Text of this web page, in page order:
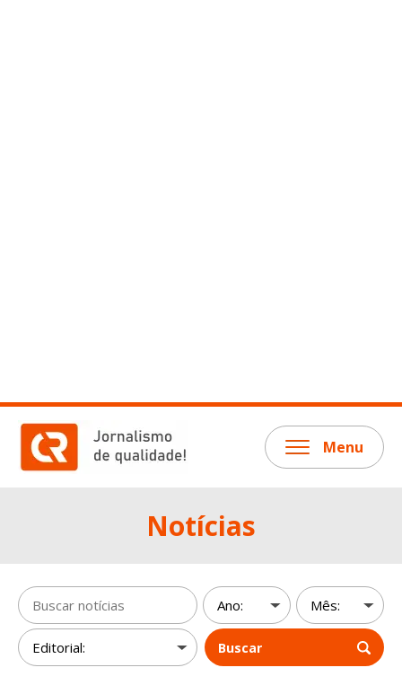
Menu
Notícias
Buscar